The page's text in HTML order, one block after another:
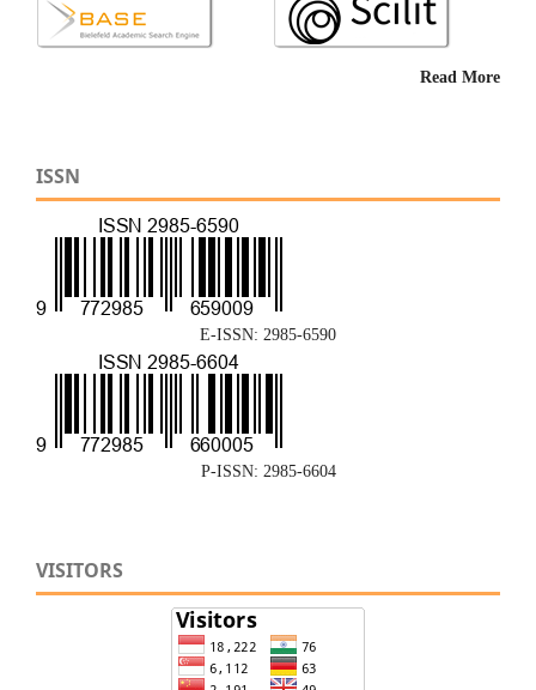
Read More
ISSN
E-ISSN: 2985-6590
P-ISSN: 2985-6604
VISITORS